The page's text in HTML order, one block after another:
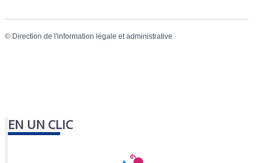
© Direction de l'information légale et administrative
EN UN CLIC